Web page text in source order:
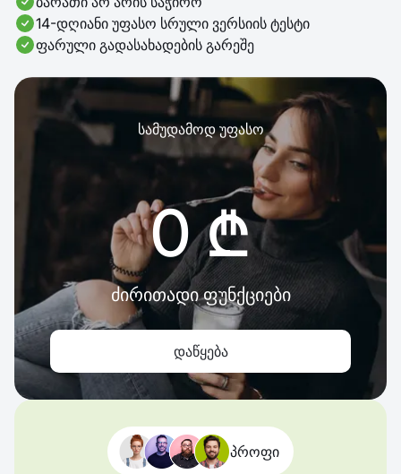
14-დღიანი უფასო სრული ვერსიის ტესტი
ფარული გადასახადების გარეშე
სამუდამოდ უფასო
0 ₾
ძირითადი ფუნქციები
დაწყება
პროფი